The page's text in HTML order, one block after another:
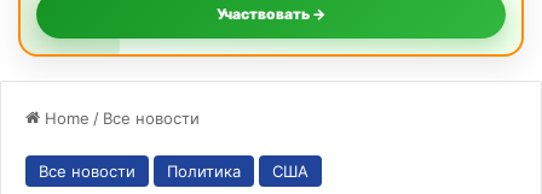
Участвовать →
Home / Все новости
Все новости Политика США